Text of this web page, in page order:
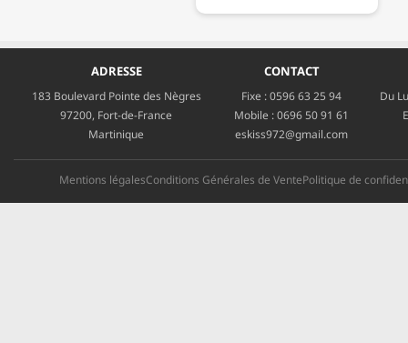
ADRESSE
183 Boulevard Pointe des Nègres
97200, Fort-de-France
Martinique
CONTACT
Fixe :0596 63 25 94
Mobile :0696 50 91 61
eskiss972@gmail.com
Du
Mentions légalesConditions Générales de VentePolitique de